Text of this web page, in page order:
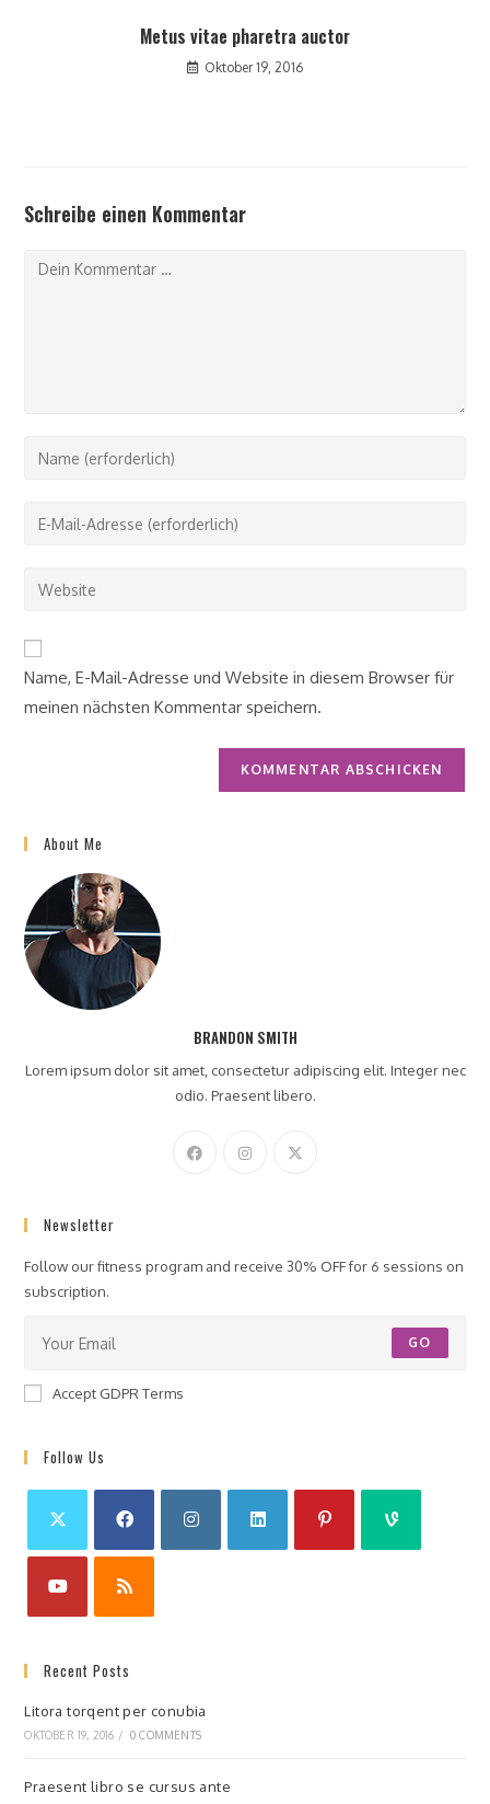
Metus vitae pharetra auctor
Oktober 19, 2016
Schreibe einen Kommentar
Kommentar
Gib
oder
zum
ein
Gib
Mail-
Kommentieren
ein
Gib
URL
ein
(optional)
Name, E-Mail-Adresse und Website in diesem Browser für
meinen nächsten Kommentar speichern.
About Me
BRANDON SMITH
Lorem ipsum dolor sit amet, consectetur adipiscing elit. Integer nec
odio. Praesent libero.
Newsletter
Follow our fitness program and receive 30% OFF for 6 sessions on
subscription.
GO
Accept GDPR Terms
Follow Us
Recent Posts
Litora torqent per conubia
OKTOBER 19, 2016 / 0 COMMENTS
Praesent libro se cursus ante